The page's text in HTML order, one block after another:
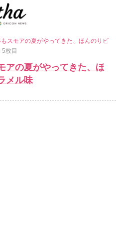
もスモアの夏がやってきた、ほんのりビ
枚目
アの夏がやってきた、ほ
メル味